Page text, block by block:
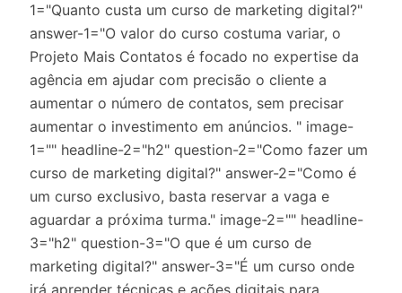
1="Quanto custa um curso de marketing digital?"
answer-1="O valor do curso costuma variar, o
Projeto Mais Contatos é focado no expertise da
agência em ajudar com precisão o cliente a
aumentar o número de contatos, sem precisar
aumentar o investimento em anúncios. " image-
1="" headline-2="h2" question-2="Como fazer um
curso de marketing digital?" answer-2="Como é
um curso exclusivo, basta reservar a vaga e
aguardar a próxima turma." image-2="" headline-
3="h2" question-3="O que é um curso de
marketing digital?" answer-3="É um curso onde